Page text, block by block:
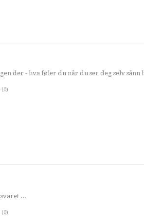
der - hva føler du når du ser deg selv sånn
(0)
...
(0)